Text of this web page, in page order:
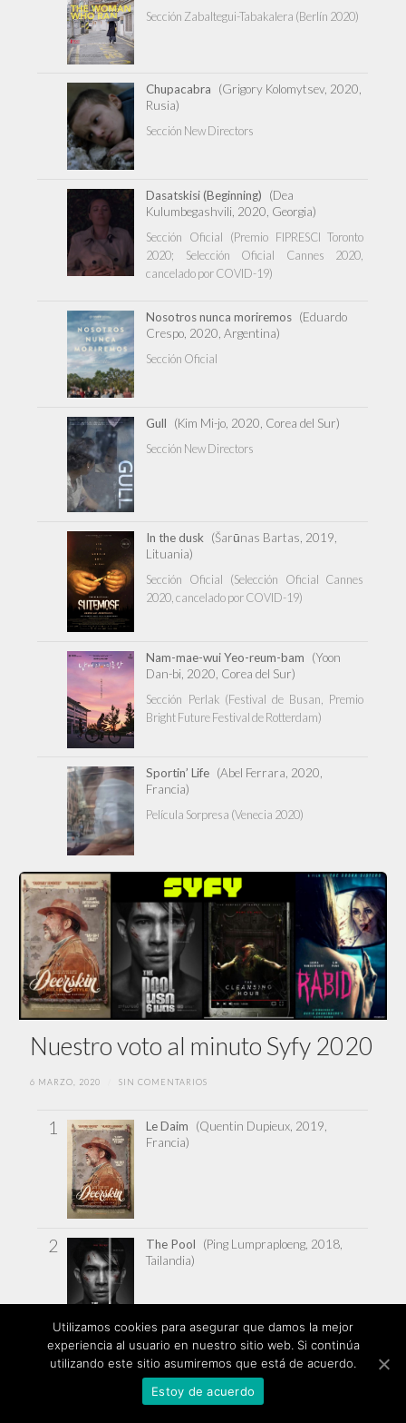
Sección Zabaltegui-Tabakalera (Berlín 2020)
Chupacabra
(Grigory Kolomytsev, 2020,
Rusia)
Sección New Directors
Dasatskisi (Beginning)
(Dea
Kulumbegashvili, 2020, Georgia)
Sección Oficial (Premio FIPRESCI Toronto
2020; Selección Oficial Cannes 2020,
cancelado por COVID-19)
Nosotros nunca moriremos (Eduardo
Crespo, 2020, Argentina)
Sección Oficial
Gull
(Kim Mi-jo, 2020, Corea del Sur)
Sección New Directors
In the dusk
(Šarūnas Bartas, 2019,
Lituania)
Sección Oficial (Selección Oficial Cannes
2020, cancelado por COVID-19)
Nam-mae-wui Yeo-reum-bam
(Yoon
Dan-bi, 2020, Corea del Sur)
Sección Perlak (Festival de Busan, Premio
Bright Future Festival de Rotterdam)
Sportin’ Life (Abel Ferrara, 2020,
Francia)
Película Sorpresa (Venecia 2020)
Nuestro voto al minuto Syfy 2020
6 MARZO, 2020 SIN COMENTARIOS
1 Le Daim
(Quentin Dupieux, 2019,
Francia)
2 The Pool
(Ping Lumpraploeng, 2018,
Tailandia)
3 The Cleansing Hour
(Damien LeVeck,
2019, Estados Uñidos)
Utilizamos cookies para asegurar que damos la mejor
experiencia al usuario en nuestro sitio web. Si continúa
utilizando este sitio asumiremos que está de acuerdo.
Estoy de acuerdo